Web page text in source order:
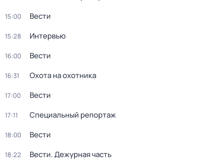
15:00 Вести
15:28 Интервью
16:00 Вести
16:31 Охота на охотника
17:00 Вести
17:11 Специальный репортаж
18:00 Вести
18:22 Вести. Дежурная часть